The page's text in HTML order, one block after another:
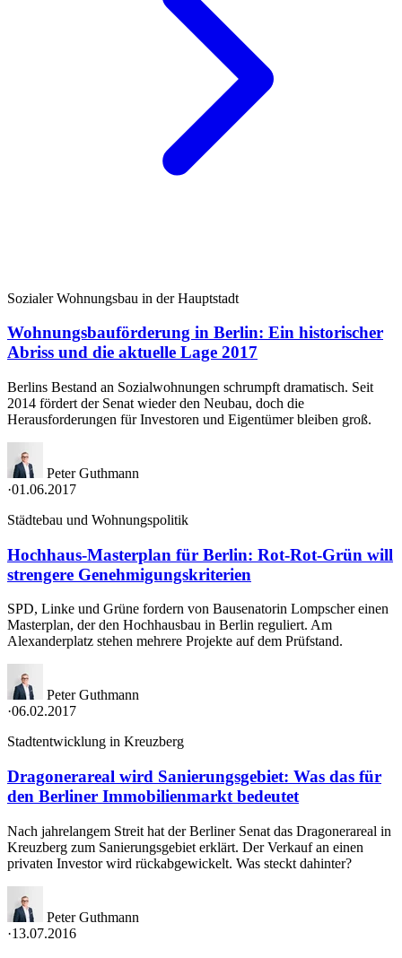
Sozialer Wohnungsbau in der Hauptstadt
Wohnungsbauförderung in Berlin: Ein historischer
Abriss und die aktuelle Lage 2017
Berlins Bestand an Sozialwohnungen schrumpft dramatisch. Seit
2014 fördert der Senat wieder den Neubau, doch die
Herausforderungen für Investoren und Eigentümer bleiben groß.
Peter Guthmann
·01.06.2017
Städtebau und Wohnungspolitik
Hochhaus-Masterplan für Berlin: Rot-Rot-Grün will
strengere Genehmigungskriterien
SPD, Linke und Grüne fordern von Bausenatorin Lompscher einen
Masterplan, der den Hochhausbau in Berlin reguliert. Am
Alexanderplatz stehen mehrere Projekte auf dem Prüfstand.
Peter Guthmann
·06.02.2017
Stadtentwicklung in Kreuzberg
Dragonerareal wird Sanierungsgebiet: Was das für
den Berliner Immobilienmarkt bedeutet
Nach jahrelangem Streit hat der Berliner Senat das Dragonerareal in
Kreuzberg zum Sanierungsgebiet erklärt. Der Verkauf an einen
privaten Investor wird rückabgewickelt. Was steckt dahinter?
Peter Guthmann
·13.07.2016